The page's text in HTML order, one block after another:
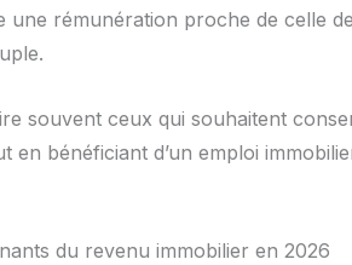
rémunération proche de celle
souvent ceux qui souhaitent
en bénéficiant d’un emploi
du revenu immobilier en 2026